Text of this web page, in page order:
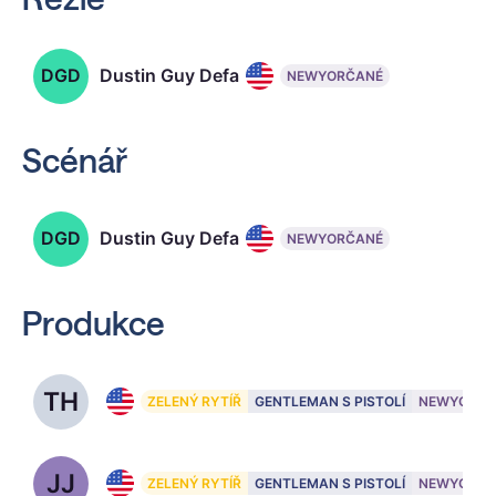
DGD Dustin Guy Defa NEWYORČANÉ
Scénář
DGD Dustin Guy Defa NEWYORČANÉ
Produkce
TH Toby Halbrooks
ZELENÝ RYTÍŘ GENTLEMAN S PISTOLÍ
JJ James M. Johnston
ZELENÝ RYTÍŘ GENTLEMAN S PISTOLÍ